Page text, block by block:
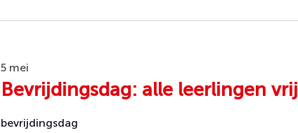
een
Bevrijdingsdag: alle leerlingen vrij
5 mei
bevrijdingsdag